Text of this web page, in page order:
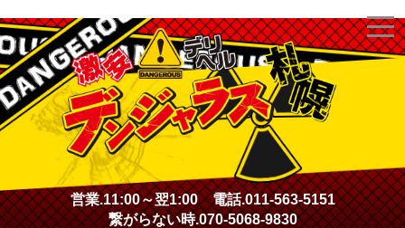
激安デリヘル・デンジャラス札幌
営業.11:00～翌1:00電話.011-563-5151
繋がらない時.070-5068-9830